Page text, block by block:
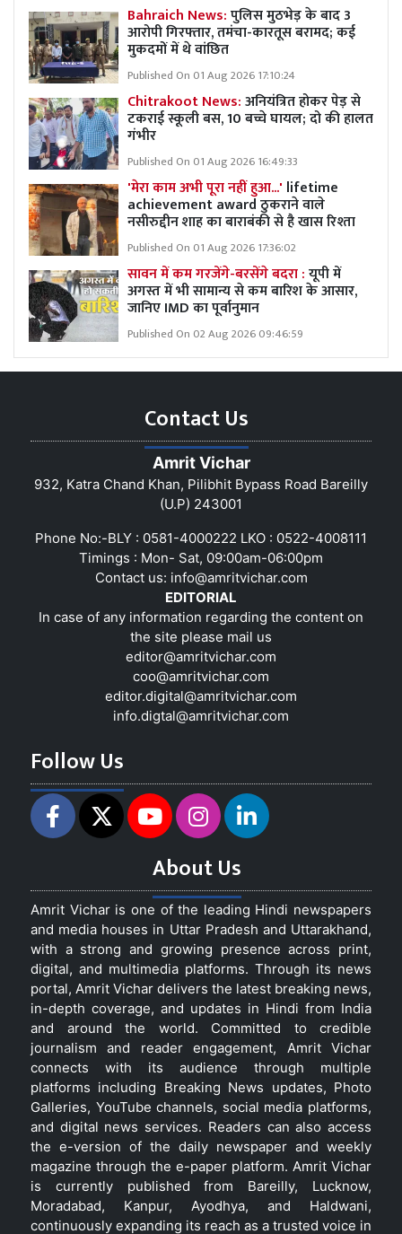
Bahraich News:पुलिस मुठभेड़ के बाद 3
आरोपी गिरफ्तार, तमंचा-कारतूस बरामद; कई
मुकदमों में थे वांछित
Published On 01 Aug 2026 17:10:24
Chitrakoot News:अनियंत्रित होकर पेड़ से
टकराई स्कूली बस, 10 बच्चे घायल; दो की हालत
गंभीर
Published On 01 Aug 2026 16:49:33
'मेरा काम अभी पूरा नहीं हुआ...' lifetime
achievement award ठुकराने वाले
नसीरुद्दीन शाह का बाराबंकी से है खास रिश्ता
Published On 01 Aug 2026 17:36:02
सावन में कम गरजेंगे-बरसेंगे बदरा :यूपी में
अगस्त में भी सामान्य से कम बारिश के आसार,
जानिए IMD का पूर्वानुमान
Published On 02 Aug 2026 09:46:59
Contact Us
Amrit Vichar
932, Katra Chand Khan, Pilibhit Bypass Road Bareilly
(U.P) 243001
Phone No:-BLY : 0581-4000222 LKO : 0522-4008111
Timings : Mon- Sat, 09:00am-06:00pm
Contact us: info@amritvichar.com
EDITORIAL
In case of any information regarding the content on
the site please mail us
editor@amritvichar.com
coo@amritvichar.com
editor.digital@amritvichar.com
info.digtal@amritvichar.com
Follow Us
About Us
Amrit Vichar is one of the leading Hindi newspapers
and media houses in Uttar Pradesh and Uttarakhand,
with a strong and growing presence across print,
digital, and multimedia platforms. Through its news
portal, Amrit Vichar delivers the latest breaking news,
in-depth coverage, and updates in Hindi from India
and around the world. Committed to credible
journalism and reader engagement, Amrit Vichar
connects with its audience through multiple
platforms including Breaking News updates, Photo
Galleries, YouTube channels, social media platforms,
and digital news services. Readers can also access
the e-version of the daily newspaper and weekly
magazine through the e-paper platform. Amrit Vichar
is currently published from Bareilly, Lucknow,
Moradabad, Kanpur, Ayodhya, and Haldwani,
continuously expanding its reach as a trusted voice in